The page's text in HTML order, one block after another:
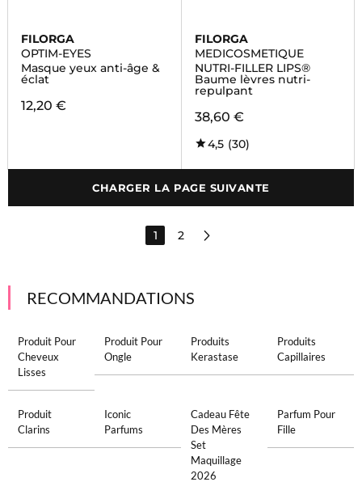
FILORGA
OPTIM-EYES
Masque yeux anti-âge &
éclat
12,20 €
FILORGA
MEDICOSMETIQUE
NUTRI-FILLER LIPS®
Baume lèvres nutri-
repulpant
38,60 €
4,5 (30)
CHARGER LA PAGE SUIVANTE
1 2
RECOMMANDATIONS
Produit Pour
Cheveux
Lisses
Produit Pour
Ongle
Produits
Kerastase
Produits
Capillaires
Produit
Clarins
Iconic
Parfums
Cadeau Fête
Des Mères
Set
Maquillage
2026
Parfum Pour
Fille